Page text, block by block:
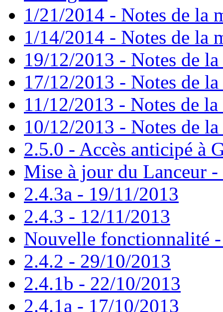
1/21/2014 - Notes de la
1/14/2014 - Notes de la
19/12/2013 - Notes de
17/12/2013 - Notes de
11/12/2013 - Notes de
10/12/2013 - Notes de
2.5.0 - Accès anticipé à
Mise à jour du Lanceur
2.4.3a - 19/11/2013
2.4.3 - 12/11/2013
Nouvelle fonctionnalité
2.4.2 - 29/10/2013
2.4.1b - 22/10/2013
2.4.1a - 17/10/2013